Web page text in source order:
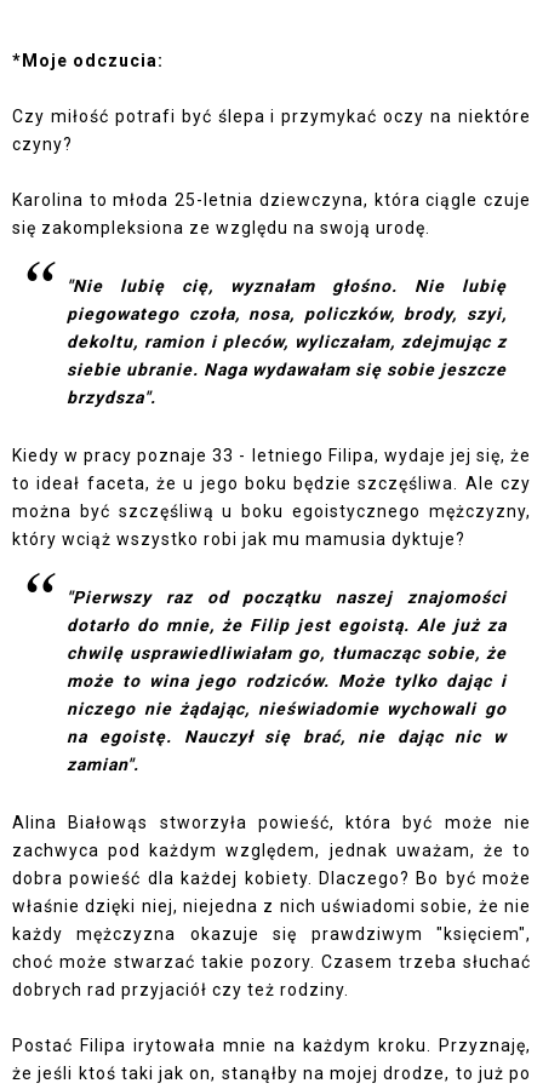
*Moje odczucia:
Czy miłość potrafi być ślepa i przymykać oczy na niektóre
czyny?
Karolina to młoda 25-letnia dziewczyna, która ciągle czuje
się zakompleksiona ze względu na swoją urodę.
"Nie lubię cię, wyznałam głośno. Nie lubię
piegowatego czoła, nosa, policzków, brody, szyi,
dekoltu, ramion i pleców, wyliczałam, zdejmując z
siebie ubranie. Naga wydawałam się sobie jeszcze
brzydsza".
Kiedy w pracy poznaje 33 - letniego Filipa, wydaje jej się, że
to ideał faceta, że u jego boku będzie szczęśliwa. Ale czy
można być szczęśliwą u boku egoistycznego mężczyzny,
który wciąż wszystko robi jak mu mamusia dyktuje?
"Pierwszy raz od początku naszej znajomości
dotarło do mnie, że Filip jest egoistą. Ale już za
chwilę usprawiedliwiałam go, tłumacząc sobie, że
może to wina jego rodziców. Może tylko dając i
niczego nie żądając, nieświadomie wychowali go
na egoistę. Nauczył się brać, nie dając nic w
zamian".
Alina Białowąs stworzyła powieść, która być może nie
zachwyca pod każdym względem, jednak uważam, że to
dobra powieść dla każdej kobiety. Dlaczego? Bo być może
właśnie dzięki niej, niejedna z nich uświadomi sobie, że nie
każdy mężczyzna okazuje się prawdziwym "księciem",
choć może stwarzać takie pozory. Czasem trzeba słuchać
dobrych rad przyjaciół czy też rodziny.
Postać Filipa irytowała mnie na każdym kroku. Przyznaję,
że jeśli ktoś taki jak on, stanąłby na mojej drodze, to już po